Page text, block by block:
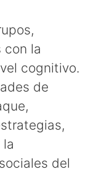
con la
cognitivo.
de
del